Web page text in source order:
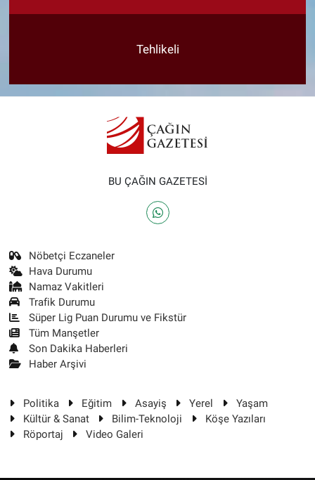
Tehlikeli
BU ÇAĞIN GAZETESİ
Nöbetçi Eczaneler
Hava Durumu
Namaz Vakitleri
Trafik Durumu
Süper Lig Puan Durumu ve Fikstür
Tüm Manşetler
Son Dakika Haberleri
Haber Arşivi
Politika Eğitim Asayiş Yerel
Yaşam
Kültür & Sanat
Bilim-Teknoloji
Köşe Yazıları
Röportaj
Video Galeri